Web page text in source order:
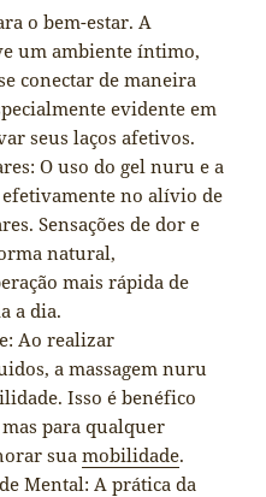
o bem-estar. A
um ambiente íntimo,
conectar de maneira
evidente em
seus laços afetivos.
O uso do gel nuru e a
no alívio de
Sensações de dor e
natural,
mais rápida de
a dia.
Ao realizar
a massagem nuru
Isso é benéfico
para qualquer
suamobilidade.
Mental: A prática da